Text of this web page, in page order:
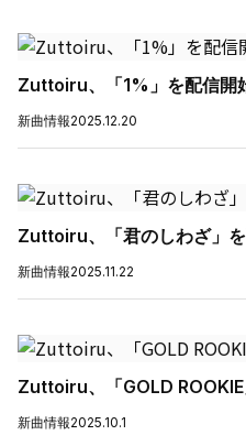
Zuttoiru、「1%」を配信開
新曲情報2025.12.20
Zuttoiru、「君のしわざ」
新曲情報2025.11.22
Zuttoiru、「GOLD
新曲情報2025.10.1